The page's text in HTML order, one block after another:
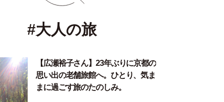
#大人の旅
【広瀬裕子さん】23年ぶりに京都の
思い出の老舗旅館へ。ひとり、気ま
まに過ごす旅のたのしみ。